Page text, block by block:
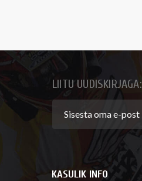
LIITU UUDISKIRJAGA:
KASULIK INFO